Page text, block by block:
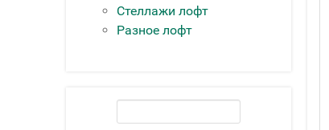
Стеллажи лофт
Разное лофт